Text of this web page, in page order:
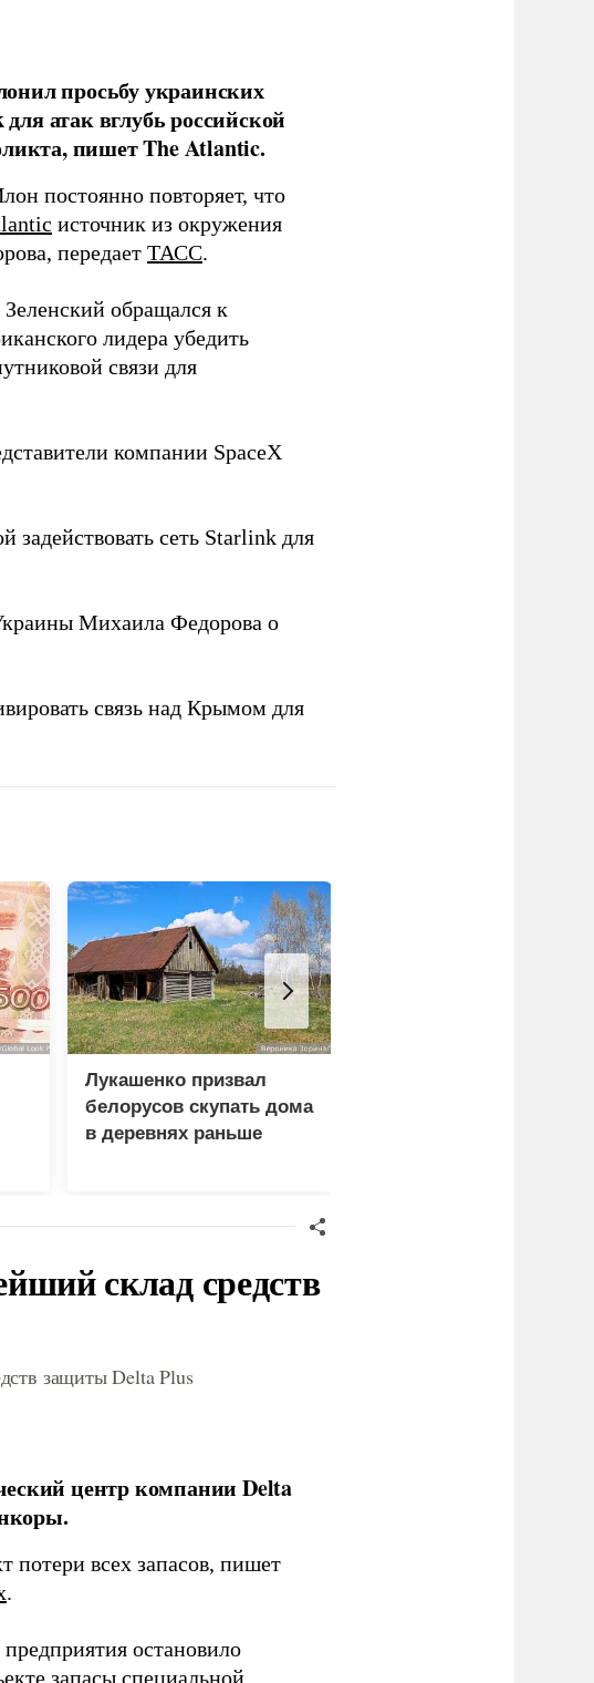
просьбу украинских
атак вглубь российской
пишет The Atlantic.
постоянно повторяет, что
источник из окружения
передает ТАСС.
обращался к
лидера убедить
связи для
компании SpaceX
задействовать сеть Starlink для
Михаила Федорова о
связь над Крымом для
Лукашенко призвал
белорусов скупать дома
в деревнях раньше
склад средств
защиты Delta Plus
центр компании Delta
потери всех запасов, пишет
.
остановило
запасы специальной